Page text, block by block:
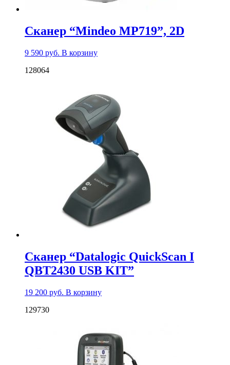
Сканер “Mindeo MP719”, 2D
9 590 руб. В корзину
128064
Сканер “Datalogic QuickScan I
QBT2430 USB KIT”
19 200 руб. В корзину
129730